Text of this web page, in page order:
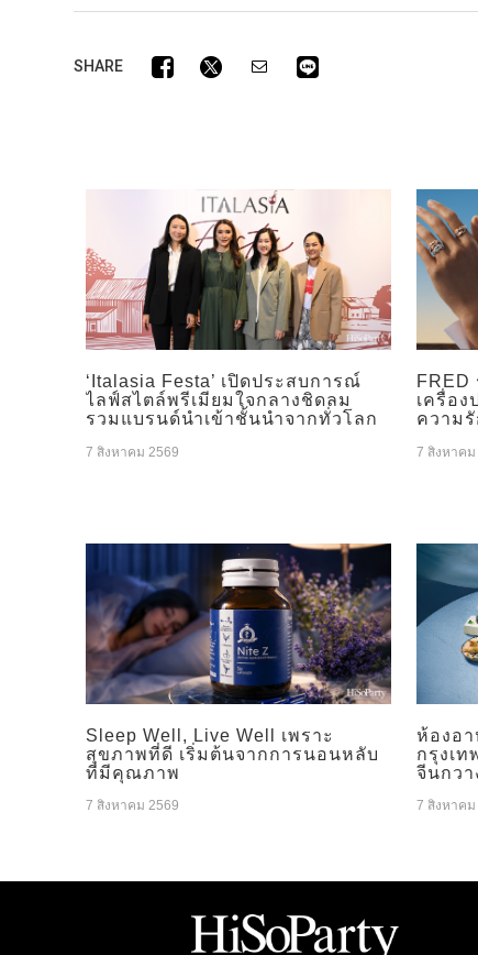
SHARE
‘Italasia Festa’ เปิดประสบการณ์
ไลฟ์สไตล์พรีเมียมใจกลางชิดลม
รวมแบรนด์นำเข้าชั้นนำจากทั่วโลก
7 สิงหาคม 2569
เครื่อ
ความ
7 สิงหาคม
Sleep Well, Live Well เพราะ
สุขภาพที่ดี เริ่มต้นจากการนอนหลับ
ที่มีคุณภาพ
7 สิงหาคม 2569
ห้องอ
กรุงเ
จีนกวา
7 สิงหาคม